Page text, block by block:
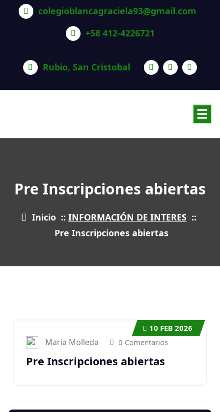
Saltar
colegioblancagraciela93@gmail.com
+58 412-4226721
Rubio, San Cristobal
Pre Inscripciones abiertas
Inicio ::INFORMACIÓN DE INTERES ::
Pre Inscripciones abiertas
10 FEB 2026
Maria Molleda 0 Comentarios
Pre Inscripciones abiertas